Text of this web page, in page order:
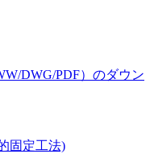
DWG/PDF）のダウン
固定工法)